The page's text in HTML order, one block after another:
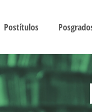
Postítulos